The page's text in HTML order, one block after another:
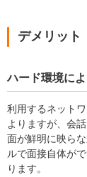
デメリット
ハード環境に
利用するネット
よりますが、会
面が鮮明に映ら
ルで面接自体が
ります。